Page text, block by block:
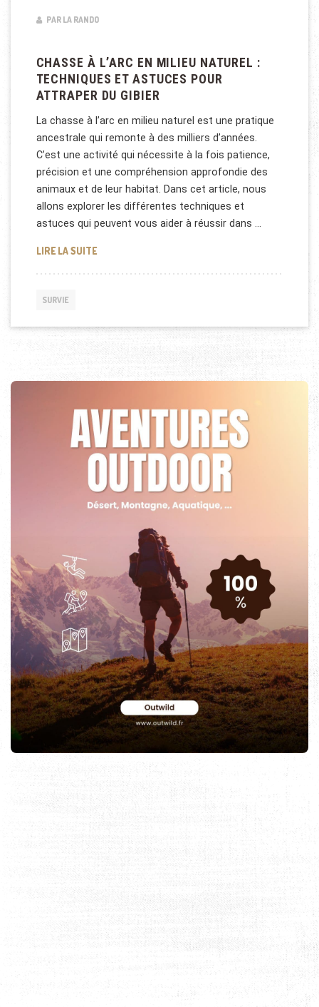
PAR LA RANDO
CHASSE À L’ARC EN MILIEU NATUREL :
TECHNIQUES ET ASTUCES POUR
ATTRAPER DU GIBIER
La chasse à l’arc en milieu naturel est une pratique
ancestrale qui remonte à des milliers d’années.
C’est une activité qui nécessite à la fois patience,
précision et une compréhension approfondie des
animaux et de leur habitat. Dans cet article, nous
allons explorer les différentes techniques et
astuces qui peuvent vous aider à réussir dans …
LIRE LA SUITECHASSE À L’ARC EN MILIEU NATUREL :
SURVIE